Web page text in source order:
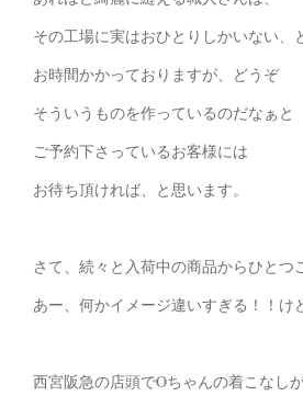
その工場に実はおひとりしかいない、
お時間かかっておりますが、どうぞ
そういうものを作っているのだなぁと
ご予約下さっているお客様には
お待ち頂ければ、と思います。
さて、続々と入荷中の商品からひとつ
あー、何かイメージ違いすぎる！！け
西宮阪急の店頭でOちゃんの着こなし